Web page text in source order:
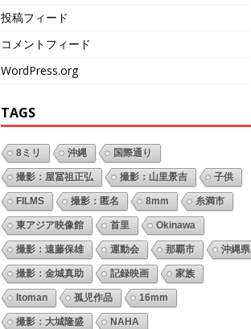
投稿フィード
コメントフィード
WordPress.org
TAGS
8ミリ 沖縄 国際通り
撮影：屋冨祖正弘 撮影：山里景吉 子供
FILMS 撮影：匿名 8mm 糸満市
東アジア映像館 首里 Okinawa
撮影：遠藤保雄 運動会 那覇市 沖縄県
撮影：金城真助 記録映画 家族
Itoman 孤児作品 16mm
撮影：大城隆盛 NAHA